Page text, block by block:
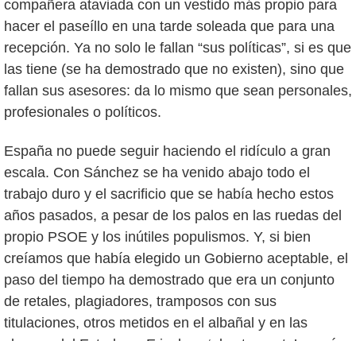
compañera ataviada con un vestido más propio para
hacer el paseíllo en una tarde soleada que para una
recepción. Ya no solo le fallan “sus políticas”, si es que
las tiene (se ha demostrado que no existen), sino que
fallan sus asesores: da lo mismo que sean personales,
profesionales o políticos.
España no puede seguir haciendo el ridículo a gran
escala. Con Sánchez se ha venido abajo todo el
trabajo duro y el sacrificio que se había hecho estos
años pasados, a pesar de los palos en las ruedas del
propio PSOE y los inútiles populismos. Y, si bien
creíamos que había elegido un Gobierno aceptable, el
paso del tiempo ha demostrado que era un conjunto
de retales, plagiadores, tramposos con sus
titulaciones, otros metidos en el albañal y en las